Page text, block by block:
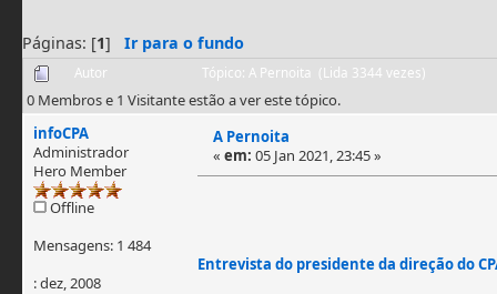
Páginas: [1] Ir para o fundo
Autor Tópico: A Pernoita (Lida 3344 vezes)
0 Membros e 1 Visitante estão a ver este tópico.
infoCPA
Administrador
Hero Member
Offline
Mensagens: 1 484
: dez, 2008
A Pernoita
« em: 05 Jan 2021, 23:45 »
Entrevista do presidente da direção do